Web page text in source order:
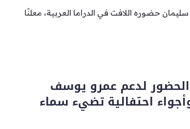
حضوره اللافت في الدراما العربية، معلنًا
لدعم عمرو يوسف
احتفالية تضيء سماء